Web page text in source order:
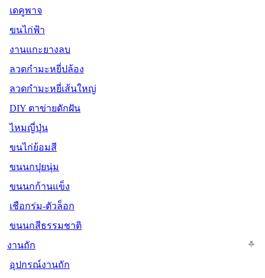
เดคูพาจ
ขนไก่ฟ้า
งานแกะยางลบ
ลวดกำมะหยี่ปล้อง
ลวดกำมะหยี่เส้นใหญ่
DIY ตาข่ายดักฝัน
ไหมญี่ปุ่น
ขนไก่ย้อมสี
ขนนกปุยนุ่ม
ขนนกก้านแข็ง
เชือกร่ม-ตัวล็อก
ขนนกสีธรรมชาติ
งานถัก
อุปกรณ์งานถัก